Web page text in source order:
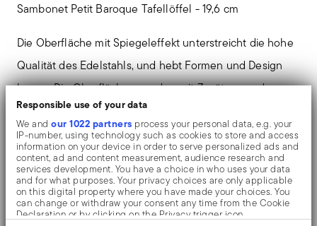
Responsible use of your data
We andour 1022 partners process your personal data, e.g. your
IP-number, using technology such as cookies to store and access
information on your device in order to serve personalized ads and
content, ad and content measurement, audience research and
services development. You have a choice in who uses your data
and for what purposes. Your privacy choices are only applicable
on this digital property where you have made your choices. You
can change or withdraw your consent any time from the Cookie
Declaration or by clicking on the Privacy trigger icon.
Sambonet Petit Baroque Tafellöffel - 19,6 cm
Die Oberfläche mit Spiegeleffekt unterstreicht die hohe
Qualität des Edelstahls, und hebt Formen und Design
hervor. Die Oberflächen werden mit Zusätzen und
mechanischen Bürsten aus verschiedenen Materialien
poliert, die den Edelstahl glätten und ihm einen hohen
Glanz verleihen. Die Reflexionen bereichern das Objekt
und machen es noch wertvoller.